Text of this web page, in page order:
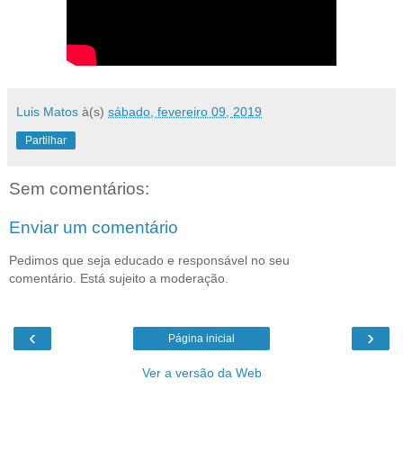
Luis Matos à(s) sábado, fevereiro 09, 2019
Partilhar
Sem comentários:
Enviar um comentário
Pedimos que seja educado e responsável no seu
comentário. Está sujeito a moderação.
‹ ›
Página inicial
Ver a versão da Web